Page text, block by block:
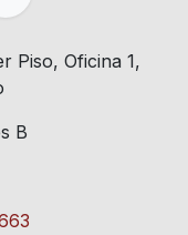
Piso, Oficina 1,
B